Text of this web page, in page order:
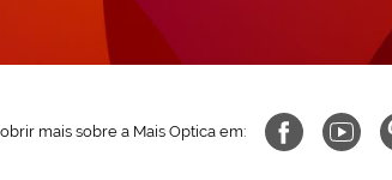
mais sobre a Mais Optica em: